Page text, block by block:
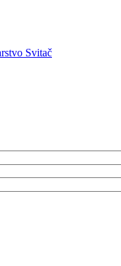
Svitač